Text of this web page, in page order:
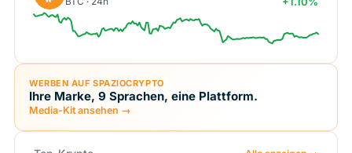
WERBEN AUF SPAZIOCRYPTO
Ihre Marke, 9 Sprachen, eine Plattform.
Media-Kit ansehen →